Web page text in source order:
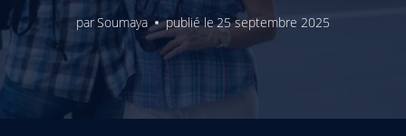
parSoumaya publié le25 septembre 2025